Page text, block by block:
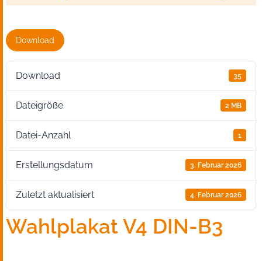
Download
Download 35
Dateigröße 2 MB
Datei-Anzahl 1
Erstellungsdatum 3. Februar 2026
Zuletzt aktualisiert 4. Februar 2026
Wahlplakat V4 DIN-B3